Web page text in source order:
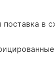
поставка в